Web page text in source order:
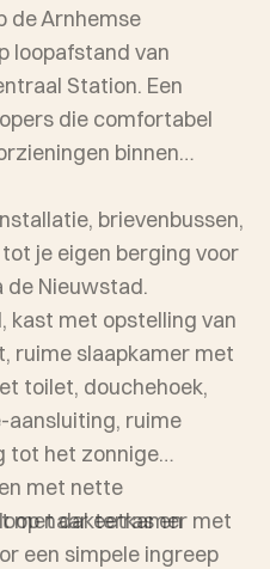
de Arnhemse
loopafstand van
Station. Een
die comfortabel
binnen
brievenbussen,
je eigen berging voor
de Nieuwstad.
kast met opstelling van
ruime slaapkamer met
toilet, douchehoek,
ruime
tot het zonnige
met nette
naar eetkamer met
een simpele ingreep
met dakterras en